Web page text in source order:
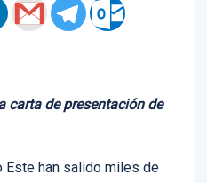
carta de presentación de
se han posicionado en